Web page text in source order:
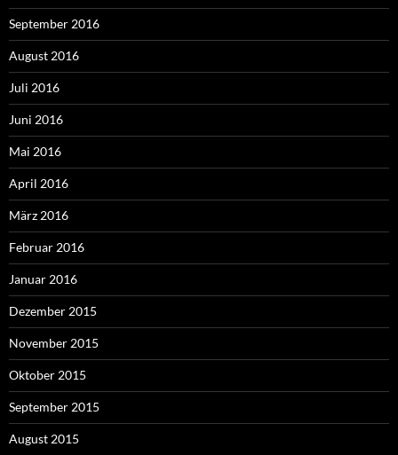
September 2016
August 2016
Juli 2016
Juni 2016
Mai 2016
April 2016
März 2016
Februar 2016
Januar 2016
Dezember 2015
November 2015
Oktober 2015
September 2015
August 2015